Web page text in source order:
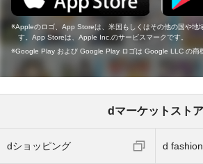
Appleのロゴ、App Storeは、米国もしくはその他の国や地
す。App Storeは、Apple Inc.のサービスマークです。
Google Play および Google Play ロゴは Google LLC の商
dマーケットストア
dショッピング d fashion